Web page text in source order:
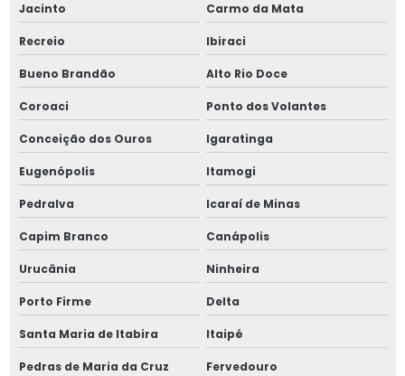
Jacinto Carmo da Mata
Recreio Ibiraci
Bueno Brandão Alto Rio Doce
Coroaci Ponto dos Volantes
Conceição dos Ouros Igaratinga
Eugenópolis Itamogi
Pedralva Icaraí de Minas
Capim Branco Canápolis
Urucânia Ninheira
Porto Firme Delta
Santa Maria de Itabira Itaipé
Pedras de Maria da Cruz Fervedouro